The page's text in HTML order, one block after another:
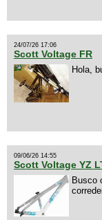
24/07/26 17:06
Scott Voltage FR
Hola,
09/06/26 14:55
Scott Voltage YZ
Busco